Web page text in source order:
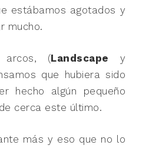
estábamos agotados y
mucho.
arcos, (Landscape y
que hubiera sido
hecho algún pequeño
cerca este último.
más y eso que no lo